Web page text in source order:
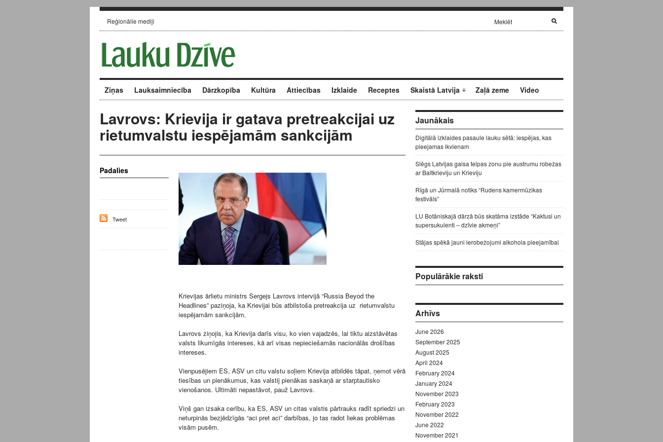
Reģionālie mediji
Ziņas Lauksaimniecība Dārzkopība Kultūra Attiecības Izklaide Receptes Skaistā Latvija Zaļā zeme Video
Lavrovs: Krievija ir gatava pretreakcijai uz
rietumvalstu iespējamām sankcijām
Krievijas ārlietu ministrs Sergejs Lavrovs intervijā “Russia Beyod the
Headlines” paziņoja, ka Krievijai būs atbilstoša pretreakcija uz rietumvalstu
iespējamām sankcijām.
Lavrovs ziņojis, ka Krievija darīs visu, ko vien vajadzēs, lai tiktu aizstāvētas
valsts likumīgās intereses, kā arī visas nepieciešamās nacionālās drošības
intereses.
Vienpusējiem ES, ASV un citu valstu soļiem Krievija atbildēs tāpat, ņemot vērā
tiesības un pienākumus, kas valstij pienākas saskaņā ar starptautisko
vienošanos. Ultimāti nepastāvot, pauž Lavrovs.
Viņš gan izsaka cerību, ka ES, ASV un citas valstis pārtrauks radīt spriedzi un
neturpinās bezjēdzīgās “aci pret aci” darbības, jo tas radot liekas problēmas
visām pusēm.
Padalies
Tweet
Jaunākais
Digitālā izklaides pasaule lauku sētā: iespējas, kas
pieejamas ikvienam
Slēgs Latvijas gaisa telpas zonu pie austrumu robežas
ar Baltkrieviju un Krieviju
Rīgā un Jūrmalā notiks “Rudens kamermūzikas
festivāls”
LU Botāniskajā dārzā būs skatāma izstāde “Kaktusi un
supersukulenti – dzīvie akmeņi”
Stājas spēkā jauni ierobežojumi alkohola pieejamībai
Populārākie raksti
Arhīvs
June 2026
September 2025
August 2025
April 2024
February 2024
January 2024
November 2023
February 2023
November 2022
June 2022
November 2021